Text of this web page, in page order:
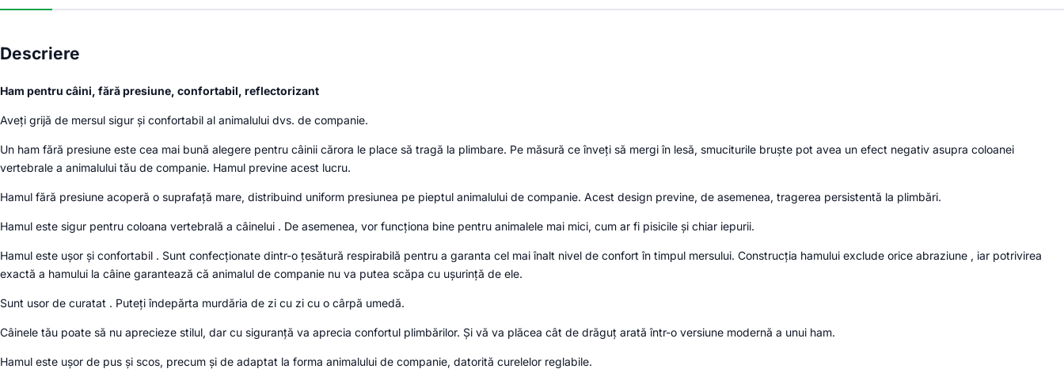
Descriere
Ham pentru câini, fără presiune, confortabil, reflectorizant
Aveți grijă de mersul sigur și confortabil al animalului dvs. de companie.
Un ham fără presiune este cea mai bună alegere pentru câinii cărora le place să tragă la plimbare. Pe măsură ce înveți să mergi în lesă, smuciturile bruște pot avea un efect negativ asupra coloanei
vertebrale a animalului tău de companie. Hamul previne acest lucru.
Hamul fără presiune acoperă o suprafață mare, distribuind uniform presiunea pe pieptul animalului de companie. Acest design previne, de asemenea, tragerea persistentă la plimbări.
Hamul este sigur pentru coloana vertebrală a câinelui . De asemenea, vor funcționa bine pentru animalele mai mici, cum ar fi pisicile și chiar iepurii.
Hamul este ușor și confortabil . Sunt confecționate dintr-o țesătură respirabilă pentru a garanta cel mai înalt nivel de confort în timpul mersului. Construcția hamului exclude orice abraziune , iar potrivirea
exactă a hamului la câine garantează că animalul de companie nu va putea scăpa cu ușurință de ele.
Sunt usor de curatat . Puteți îndepărta murdăria de zi cu zi cu o cârpă umedă.
Câinele tău poate să nu aprecieze stilul, dar cu siguranță va aprecia confortul plimbărilor. Și vă va plăcea cât de drăguț arată într-o versiune modernă a unui ham.
Hamul este ușor de pus și scos, precum și de adaptat la forma animalului de companie, datorită curelelor reglabile.